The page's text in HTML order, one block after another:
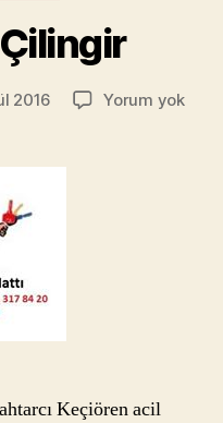
2016 Yorum yok
Keçiören acil